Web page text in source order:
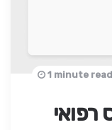
רפואי
1 minute read